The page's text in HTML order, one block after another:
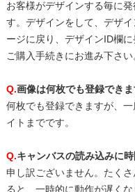
お客様がデザインする毎に
す。デザインをして、デザ
ージに戻り、デザインID欄
ご購入手続きにお進み下さい
Q.画像は何枚でも登録できま
何枚でも登録できますが、
イトまでです。
Q.キャンバスの読み込みに時
申し訳ございません。たく
ると、一時的に動作が遅く